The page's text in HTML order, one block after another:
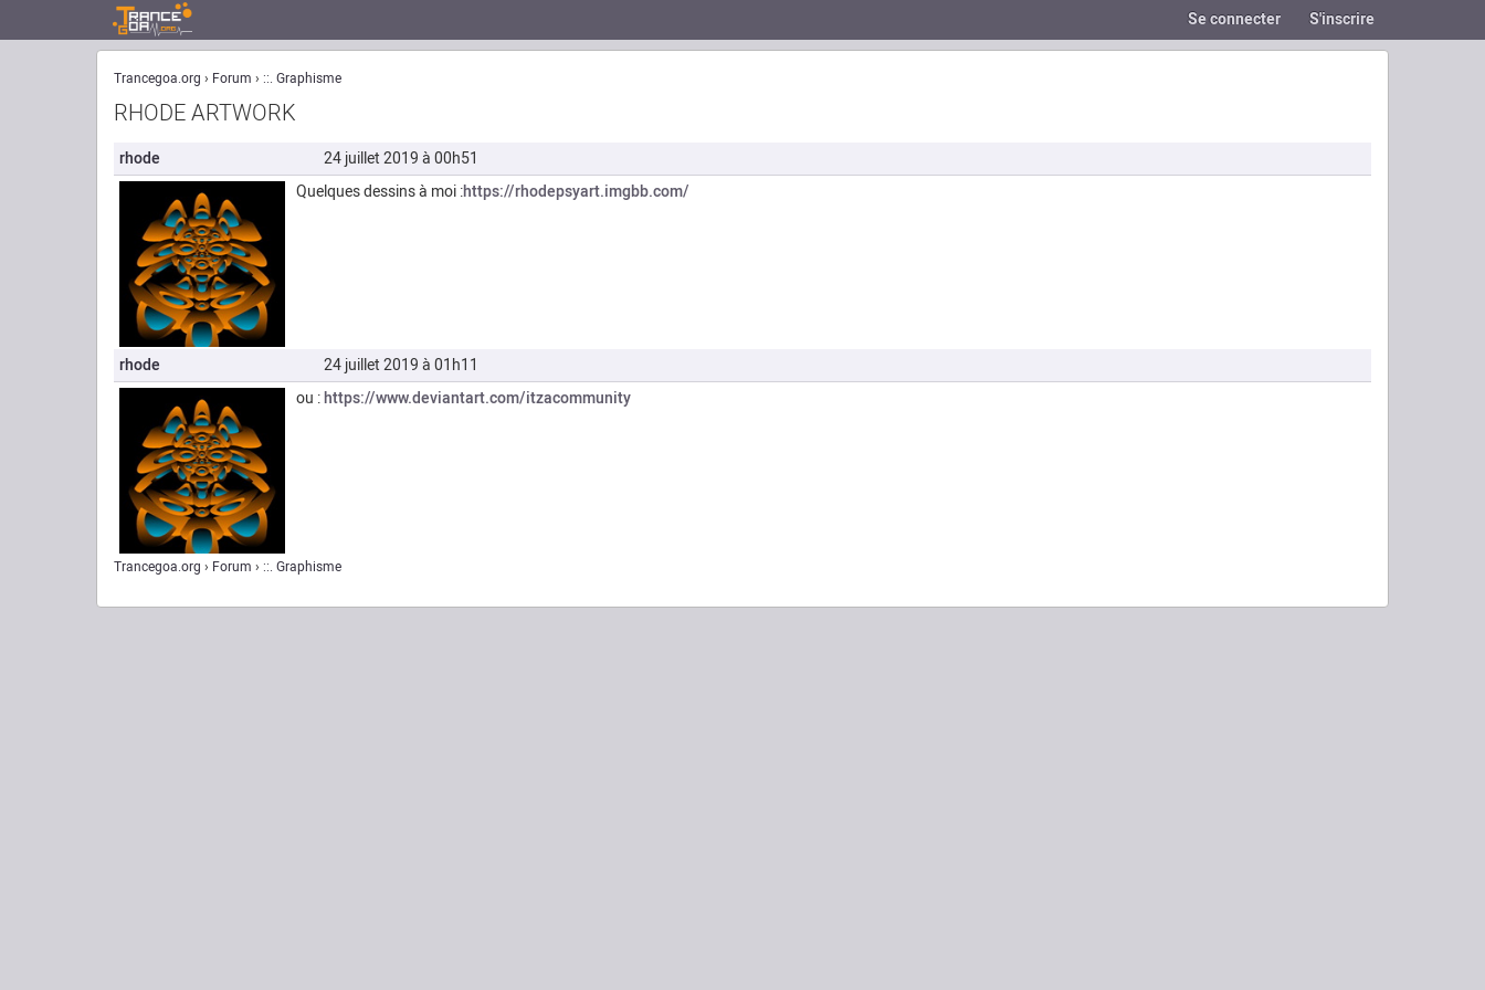
Se connecter S'inscrire
Trancegoa.org Forum ::. Graphisme
RHODE ARTWORK
rhode
24 juillet 2019 à 00h51
Quelques dessins à moi :https://rhodepsyart.imgbb.com/
rhode
24 juillet 2019 à 01h11
ou :https://www.deviantart.com/itzacommunity
Trancegoa.org Forum ::. Graphisme